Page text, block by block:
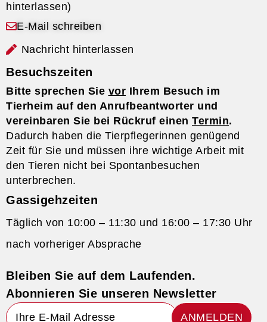
hinterlassen)
E-Mail schreiben
Nachricht hinterlassen
Besuchszeiten
Bitte sprechen Sie vor Ihrem Besuch im
Tierheim auf den Anrufbeantworter und
vereinbaren Sie bei Rückruf einen Termin.
Dadurch haben die Tierpflegerinnen genügend
Zeit für Sie und müssen ihre wichtige Arbeit mit
den Tieren nicht bei Spontanbesuchen
unterbrechen.
Gassigehzeiten
Täglich von 10:00 – 11:30 und 16:00 – 17:30 Uhr
nach vorheriger Absprache
Bleiben Sie auf dem Laufenden.
Abonnieren Sie unseren Newsletter
ANMELDEN